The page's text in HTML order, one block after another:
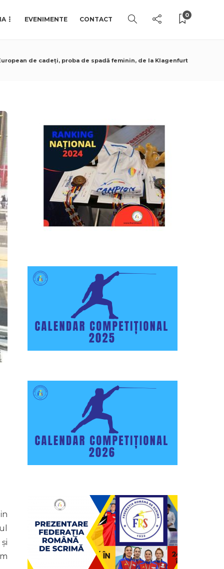
EVENIMENTE CONTACT
0
de cadeți, proba de spadă feminin, de la Klagenfurt